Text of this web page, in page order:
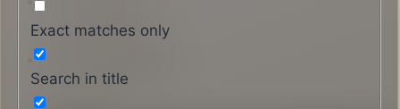
Exact matches only
Search in title